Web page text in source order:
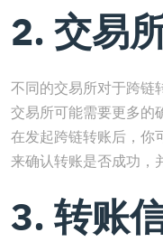
2. 交易
不同的交易所对于跨链
交易所可能需要更多的
在发起跨链转账后，你
来确认转账是否成功，
3. 转账